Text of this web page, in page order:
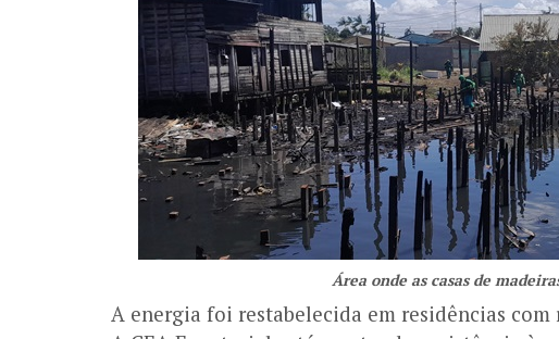
Área onde as casas de
A energia foi restabelecida em residências